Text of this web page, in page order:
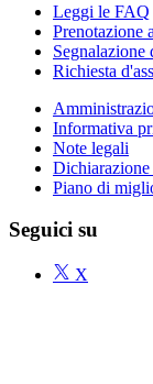
Leggi le FAQ
Prenotazione
Segnalazione
Richiesta
Informativa
Note legali
Dichiarazione
Piano di
Seguici su
X